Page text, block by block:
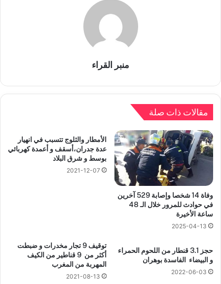
منبر القراء
مقالات ذات صلة
وفاة 14 شخصا وإصابة 529 آخرين
في حوادث للمرور خلال الـ 48
ساعة الأخيرة
2025-04-13
الأمطار والثلوج تتسبب في انهيار
عدة جدران،أسقف و أعمدة كهربائي
بوسط و شرق البلاد
2021-12-07
حجز 3.1 قنطار من اللحوم الحمراء
و البيضاء الفاسدة بوهران
2022-06-03
توقيف 9 تجار مخدرات و ضبطت
أكثر من 9 قناطير من الكيف
المهربة من المغرب
2021-08-13